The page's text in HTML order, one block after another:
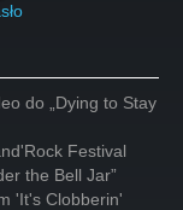
do „Dying to Stay
Festival
the Bell Jar”
'It's Clobberin'